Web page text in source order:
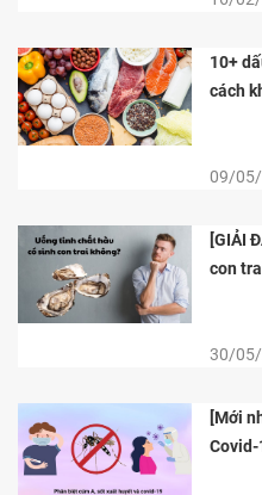
10+
cách
09/05/
[GIẢI
con
30/05/
[Mới
Covid-